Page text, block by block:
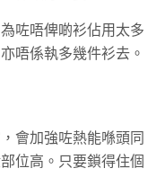
咗唔俾啲衫佔用太多
唔係執多幾件衫去。
會加強咗熱能喺頭同
位高。只要鎖得住個